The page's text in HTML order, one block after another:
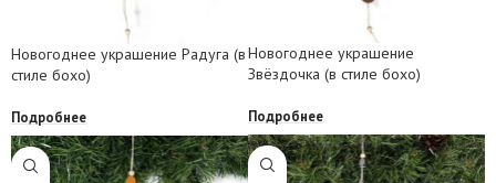
Новогоднее украшение
Звёздочка (в стиле бохо)
Подробнее
Новогоднее украшение Радуга (в
стиле бохо)
Подробнее